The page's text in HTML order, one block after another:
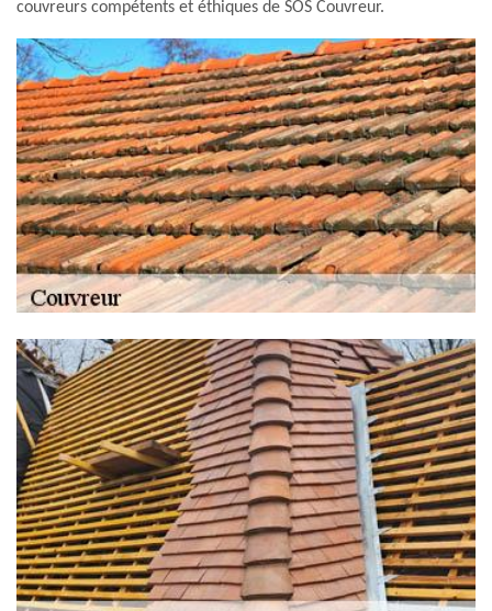
couvreurs compétents et éthiques de SOS Couvreur.